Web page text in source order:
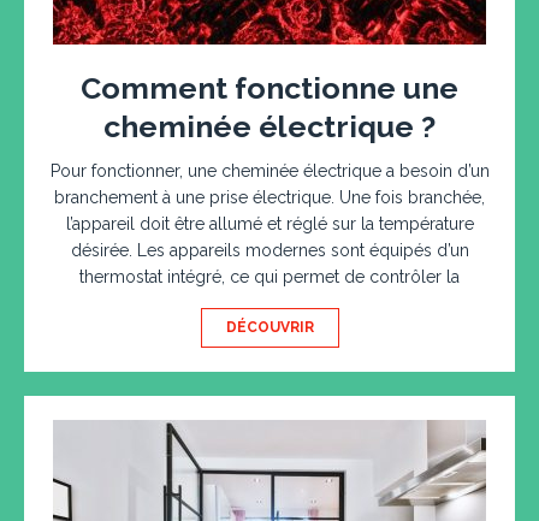
Comment fonctionne une
cheminée électrique ?
Pour fonctionner, une cheminée électrique a besoin d’un
branchement à une prise électrique. Une fois branchée,
l’appareil doit être allumé et réglé sur la température
désirée. Les appareils modernes sont équipés d’un
thermostat intégré, ce qui permet de contrôler la
DÉCOUVRIR